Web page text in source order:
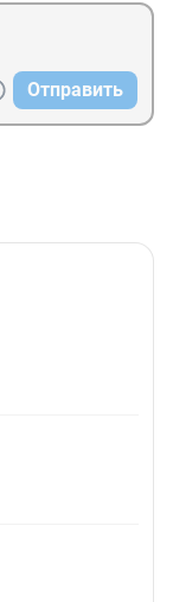
Отправить